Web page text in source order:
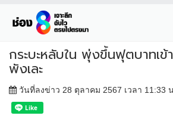
กระบะหลับใน พุ่งขึ้นฟุตบาทเ
พังเละ
วันที่ลงข่าว 28 ตุลาคม 2567 เวลา 11:33